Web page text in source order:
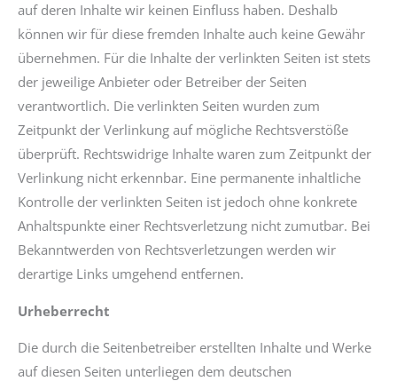
auf deren Inhalte wir keinen Einfluss haben. Deshalb
können wir für diese fremden Inhalte auch keine Gewähr
übernehmen. Für die Inhalte der verlinkten Seiten ist stets
der jeweilige Anbieter oder Betreiber der Seiten
verantwortlich. Die verlinkten Seiten wurden zum
Zeitpunkt der Verlinkung auf mögliche Rechtsverstöße
überprüft. Rechtswidrige Inhalte waren zum Zeitpunkt der
Verlinkung nicht erkennbar. Eine permanente inhaltliche
Kontrolle der verlinkten Seiten ist jedoch ohne konkrete
Anhaltspunkte einer Rechtsverletzung nicht zumutbar. Bei
Bekanntwerden von Rechtsverletzungen werden wir
derartige Links umgehend entfernen.
Urheberrecht
Die durch die Seitenbetreiber erstellten Inhalte und Werke
auf diesen Seiten unterliegen dem deutschen